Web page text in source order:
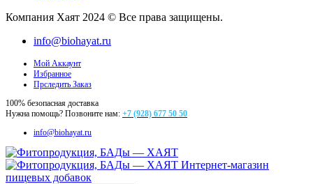
Компания Хаят 2024 © Все права защищены.
info@biohayat.ru
Мой Аккаунт
Избранное
Прследить Заказ
100% безопасная доставка
Нужна помощь? Позвоните нам: +7 (928) 677 50 50
info@biohayat.ru
Интернет-магазин
пищевых добавок